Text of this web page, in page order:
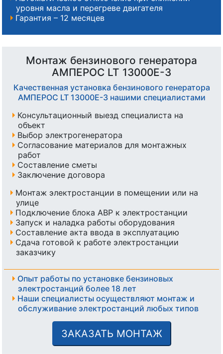
уровня масла и перегреве двигателя
Гарантия – 12 месяцев
Монтаж бензинового генератора
АМПЕРОС LT 13000E-3
Качественная установка бензинового генератора
АМПЕРОС LT 13000E-3 нашими специалистами
Консультационный выезд специалиста на
объект
Выбор электрогенератора
Согласование материалов для монтажных
работ
Составление сметы
Заключение договора
Монтаж электростанции в помещении или на
улице
Подключение блока АВР к электростанции
Запуск и наладка работы оборудования
Составление акта ввода в эксплуатацию
Сдача готовой к работе электростанции
заказчику
Опыт работы по установке бензиновых
электростанций более 18 лет
Наши специалисты осуществляют монтаж и
обслуживание электростанций любых типов
ЗАКАЗАТЬ МОНТАЖ